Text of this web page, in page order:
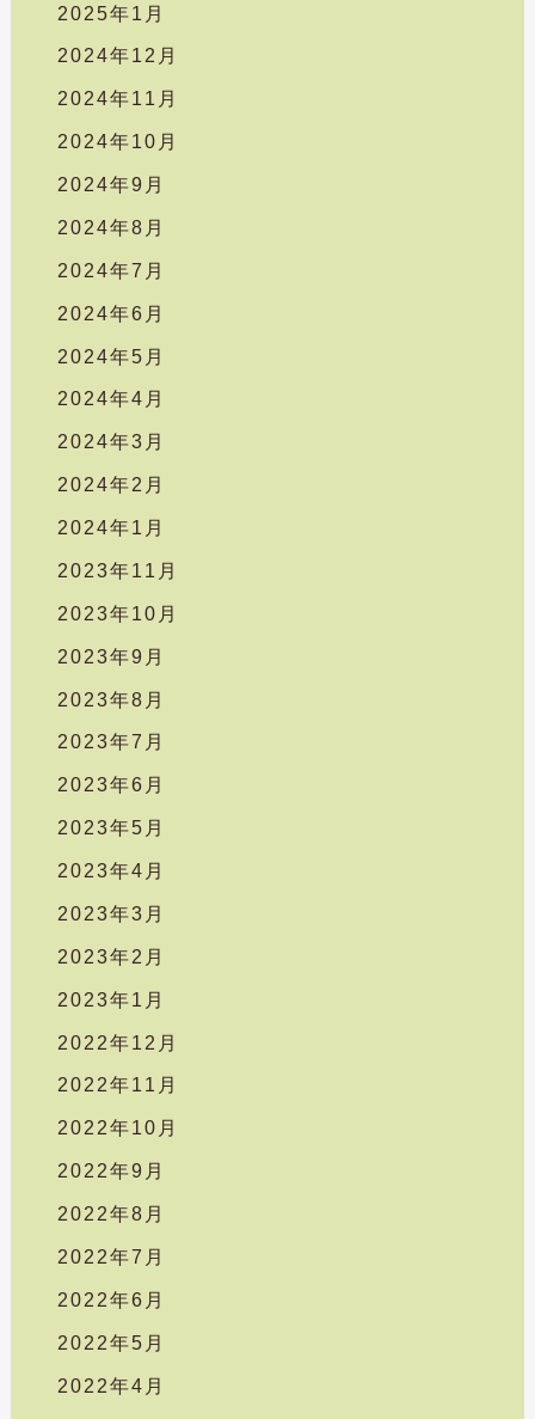
2025年1月
2024年12月
2024年11月
2024年10月
2024年9月
2024年8月
2024年7月
2024年6月
2024年5月
2024年4月
2024年3月
2024年2月
2024年1月
2023年11月
2023年10月
2023年9月
2023年8月
2023年7月
2023年6月
2023年5月
2023年4月
2023年3月
2023年2月
2023年1月
2022年12月
2022年11月
2022年10月
2022年9月
2022年8月
2022年7月
2022年6月
2022年5月
2022年4月